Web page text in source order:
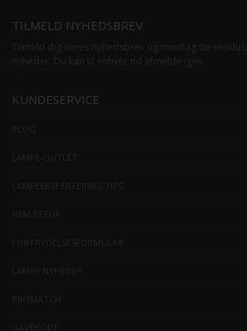
TILMELD NYHEDSBREV
KUNDESERVICE